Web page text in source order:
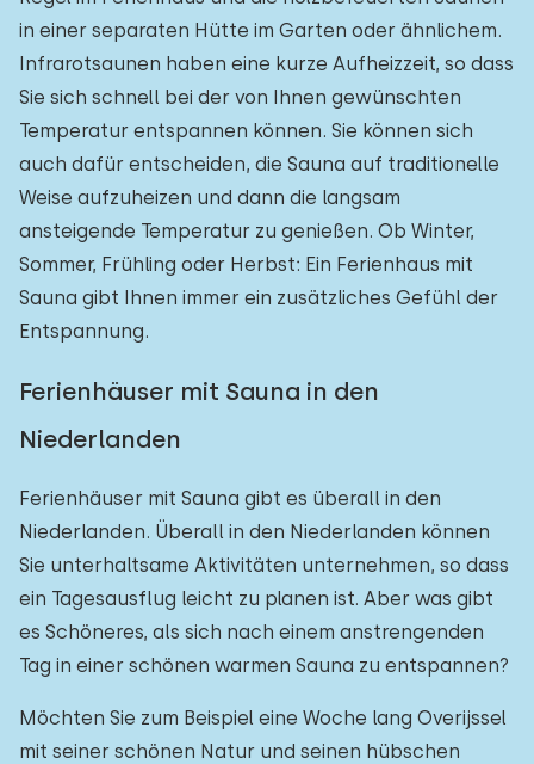
in einer separaten Hütte im Garten oder ähnlichem.
Infrarotsaunen haben eine kurze Aufheizzeit, so dass
Sie sich schnell bei der von Ihnen gewünschten
Temperatur entspannen können. Sie können sich
auch dafür entscheiden, die Sauna auf traditionelle
Weise aufzuheizen und dann die langsam
ansteigende Temperatur zu genießen. Ob Winter,
Sommer, Frühling oder Herbst: Ein Ferienhaus mit
Sauna gibt Ihnen immer ein zusätzliches Gefühl der
Entspannung.
Ferienhäuser mit Sauna in den
Niederlanden
Ferienhäuser mit Sauna gibt es überall in den
Niederlanden. Überall in den Niederlanden können
Sie unterhaltsame Aktivitäten unternehmen, so dass
ein Tagesausflug leicht zu planen ist. Aber was gibt
es Schöneres, als sich nach einem anstrengenden
Tag in einer schönen warmen Sauna zu entspannen?
Möchten Sie zum Beispiel eine Woche lang Overijssel
mit seiner schönen Natur und seinen hübschen